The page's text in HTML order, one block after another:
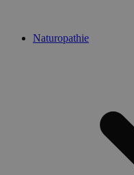
Naturopathie